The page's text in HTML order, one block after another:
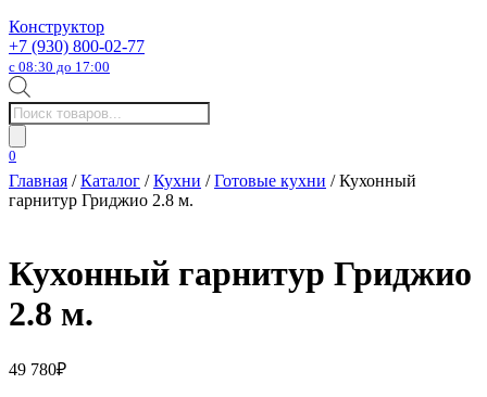
Конструктор
+7 (930) 800-02-77
с 08:30 до 17:00
Поиск
товаров
0
Главная /Каталог /Кухни /Готовые кухни / Кухонный
гарнитур Гриджио 2.8 м.
Кухонный гарнитур Гриджио
2.8 м.
49 780₽